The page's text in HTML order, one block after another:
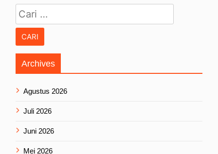
Archives
Agustus 2026
Juli 2026
Juni 2026
Mei 2026